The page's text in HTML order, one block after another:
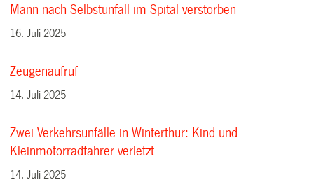
Mann nach Selbstunfall im Spital verstorben
16. Juli 2025
Zeugenaufruf
14. Juli 2025
Zwei Verkehrsunfälle in Winterthur: Kind und
Kleinmotorradfahrer verletzt
14. Juli 2025